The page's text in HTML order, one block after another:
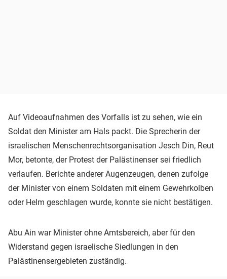
Auf Videoaufnahmen des Vorfalls ist zu sehen, wie ein
Soldat den Minister am Hals packt. Die Sprecherin der
israelischen Menschenrechtsorganisation Jesch Din, Reut
Mor, betonte, der Protest der Palästinenser sei friedlich
verlaufen. Berichte anderer Augenzeugen, denen zufolge
der Minister von einem Soldaten mit einem Gewehrkolben
oder Helm geschlagen wurde, konnte sie nicht bestätigen.
Abu Ain war Minister ohne Amtsbereich, aber für den
Widerstand gegen israelische Siedlungen in den
Palästinensergebieten zuständig.